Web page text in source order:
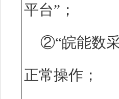
平台”；
②“皖能数
正常操作；